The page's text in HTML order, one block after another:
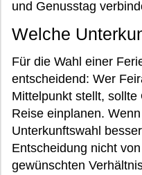
und Genusstag
Welche
Für die Wahl einer
entscheidend: Wer
Mittelpunkt stellt,
Reise einplanen.
Unterkunftswahl
Entscheidung nicht
gewünschten